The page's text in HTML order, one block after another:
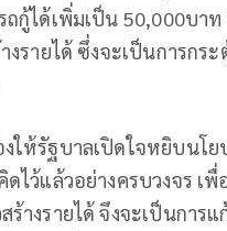
ถกู้ได้เพิ่มเป็น 50,000บ
างรายได้ ซึ่งจะเป็นการ
งให้รัฐบาลเปิดใจหยิบนโ
ดไว้แล้วอย่างครบวงจร
ร้างรายได้ จึงจะเป็นกา